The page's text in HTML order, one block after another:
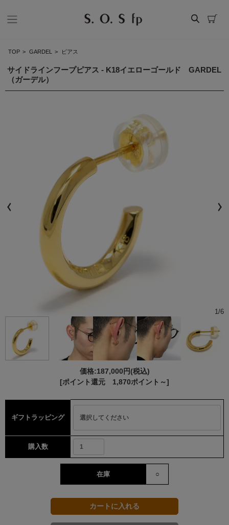
TOP > GARDEL > ピアス
サイドラインフープピアス - K18イエローゴールド GARDEL
（ガーデル）
1/6
価格:187,000円(税込)
[ポイント還元 1,870ポイント～]
ギフトラッピング
購入数
在庫 ○